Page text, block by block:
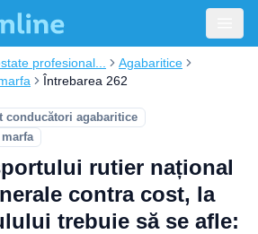
profesional...
Agabaritice
Întrebarea 262
conducători agabaritice
rutier național
contra cost, la
trebuie să se afle: